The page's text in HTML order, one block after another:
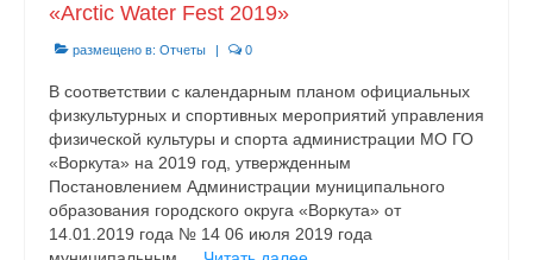
«Arctic Water Fest 2019»
размещено в: Отчеты | 0
В соответствии с календарным планом официальных
физкультурных и спортивных мероприятий управления
физической культуры и спорта администрации МО ГО
«Воркута» на 2019 год, утвержденным
Постановлением Администрации муниципального
образования городского округа «Воркута» от
14.01.2019 года № 14 06 июля 2019 года